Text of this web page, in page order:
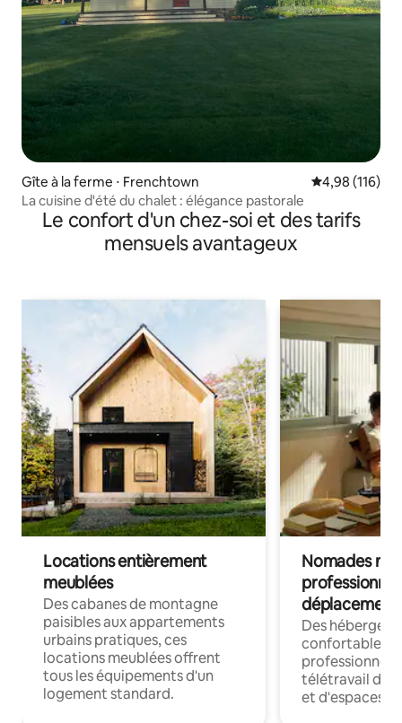
Gîte à la ferme ⋅ Frenchtown Évaluation
4,98 (116)
La cuisine d'été du chalet : élégance pastorale
Le confort d'un chez-soi et des tarifs
mensuels avantageux
Locations entièrement
meublées
Des cabanes de montagne
paisibles aux appartements
urbains pratiques, ces
locations meublées offrent
tous les équipements d'un
logement standard.
Nomades
déplacement
Des
confortables
professionnels
télétravail
et d'espaces